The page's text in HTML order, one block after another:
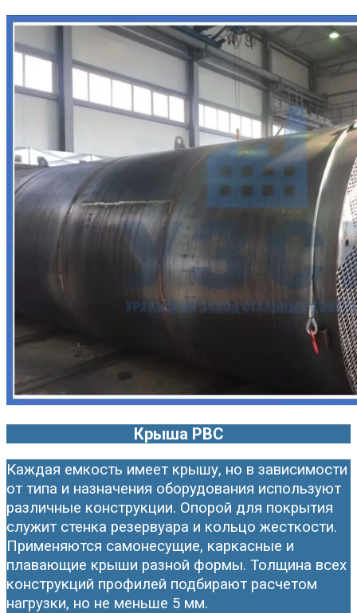
Крыша РВС
Каждая емкость имеет крышу, но в зависимости
от типа и назначения оборудования используют
различные конструкции. Опорой для покрытия
служит стенка резервуара и кольцо жесткости.
Применяются самонесущие, каркасные и
плавающие крыши разной формы. Толщина всех
конструкций профилей подбирают расчетом
нагрузки, но не меньше 5 мм.